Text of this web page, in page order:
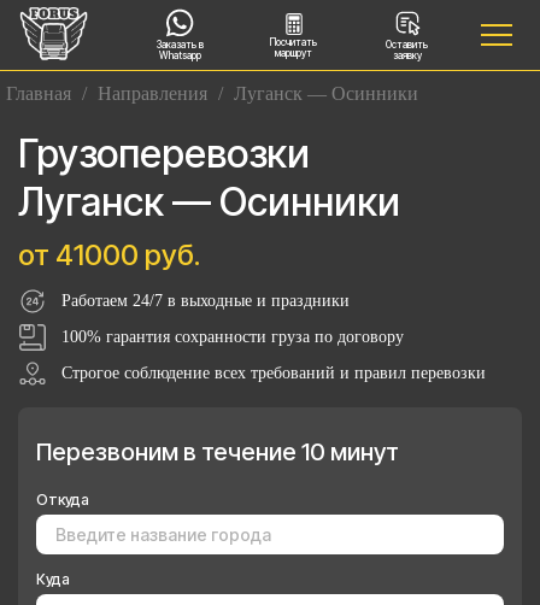
Заказать в
Whatsapp
Посчитать
маршрут
Оставить
заявку
Главная / Направления / Луганск — Осинники
Грузоперевозки
Луганск — Осинники
от 41000 руб.
Работаем 24/7 в выходные и праздники
100% гарантия сохранности груза по договору
Строгое соблюдение всех требований и правил перевозки
Перезвоним в течение 10 минут
Откуда
Куда